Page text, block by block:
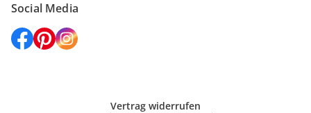
Social Media
Vertrag widerrufen